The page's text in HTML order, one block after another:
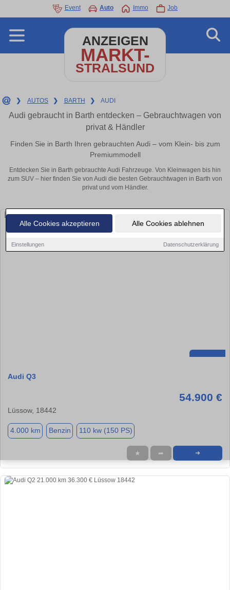
Alle Cookies akzeptieren Alle Cookies ablehnen
Einstellungen Datenschutzerklärung
Event Auto Immo Job
ANZEIGEN
MARKT-
STRALSUND
❯ AUTOS ❯ BARTH ❯ AUDI
Audi gebraucht in Barth entdecken – Gebrauchtwagen von
privat & Händler
Finden Sie in Barth Ihren gebrauchten Audi – vom Klein- bis zum
Premiummodell
Entdecken Sie in Barth gebrauchte Audi Fahrzeuge. Von Kleinwagen bis hin
zum SUV – hier finden Sie von Audi die besten Gebrauchtwagen in Barth von
privat und vom Händler.
Audi Q3
54.900 €
Lüssow, 18442
4.000 km Benzin 110 kw (150 PS)
★ ➦ ➜